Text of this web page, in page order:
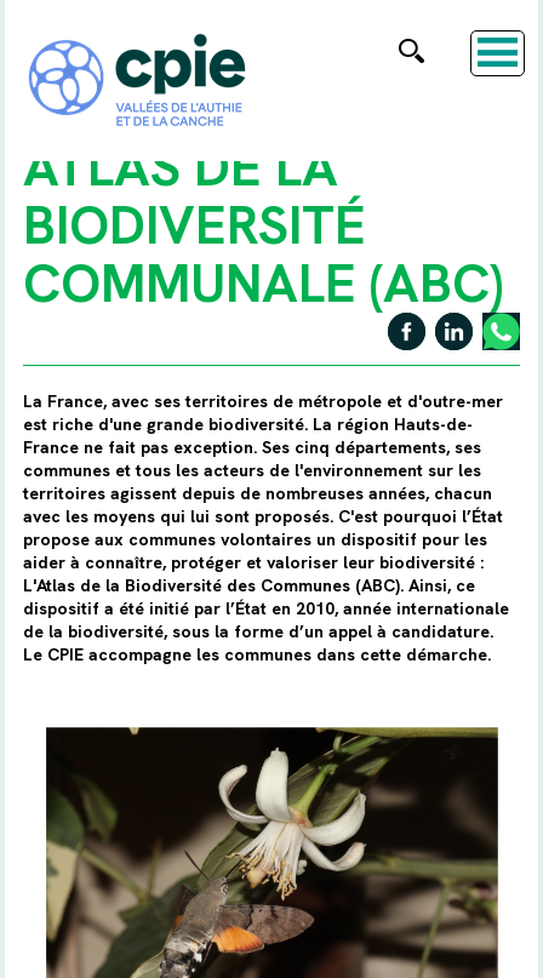
ATLAS DE LA
BIODIVERSITÉ
COMMUNALE (ABC)
La France, avec ses territoires de métropole et d'outre-mer
est riche d'une grande biodiversité. La région Hauts-de-
France ne fait pas exception. Ses cinq départements, ses
communes et tous les acteurs de l'environnement sur les
territoires agissent depuis de nombreuses années, chacun
avec les moyens qui lui sont proposés. C'est pourquoi l’État
propose aux communes volontaires un dispositif pour les
aider à connaître, protéger et valoriser leur biodiversité :
L'Atlas de la Biodiversité des Communes (ABC). Ainsi, ce
dispositif a été initié par l’État en 2010, année internationale
de la biodiversité, sous la forme d’un appel à candidature.
Le CPIE accompagne les communes dans cette démarche.